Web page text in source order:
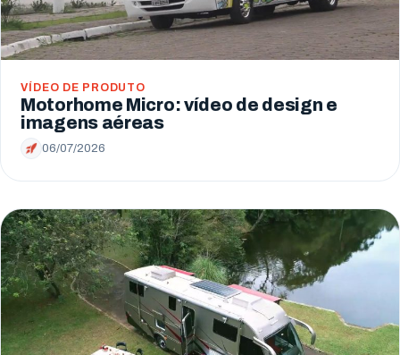
VÍDEO DE PRODUTO
Motorhome Micro: vídeo de design e
imagens aéreas
06/07/2026